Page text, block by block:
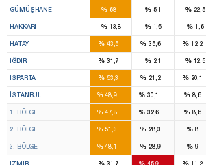
GÜMÜŞHANE %68 %5,1 %22,5
HAKKARI %13,8 %1,6 % 1,6
HATAY %43,5 % 35,6 %12,2
IĞDIR %31,7 %2,1 %12,5
ISPARTA %53,3 % 21,2 %20,1
İSTANBUL %48,9 %30,1 % 8,6
1. BÖLGE %47,8 %32,6 % 8,6
2. BÖLGE %51,3 % 28,3 % 8
3. BÖLGE %48,1 % 28,9 % 9
İZMIR %31,7 %45,9 %11,2